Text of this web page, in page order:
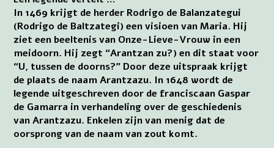
In 1469 krijgt de herder Rodrigo de Balanzategui
(Rodrigo de Baltzategi) een visioen van Maria. Hij
ziet een beeltenis van Onze-Lieve-Vrouw in een
meidoorn. Hij zegt “Arantzan zu?) en dit staat voor
“U, tussen de doorns?” Door deze uitspraak krijgt
de plaats de naam Arantzazu. In 1648 wordt de
legende uitgeschreven door de franciscaan Gaspar
de Gamarra in verhandeling over de geschiedenis
van Arantzazu. Enkelen zijn van menig dat de
oorsprong van de naam van zout komt.